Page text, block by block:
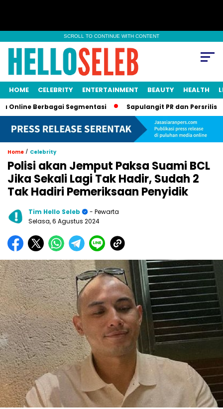
SCROLL TO CONTINUE WITH CONTENT
HOME CELEBRITY ENTERTAINMENT BEAUTY HEALTH
Berbagai Segmentasi Sapulangit PR dan Persrilis.com
Home / Celebrity
Polisi akan Jemput Paksa Suami BCL
Jika Sekali Lagi Tak Hadir, Sudah 2
Tak Hadiri Pemeriksaan Penyidik
Tim Hello Seleb
- Pewarta
Selasa, 6 Agustus 2024